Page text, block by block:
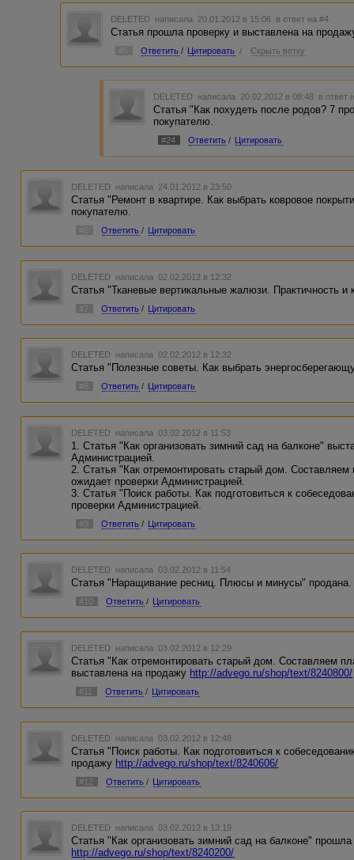
DELETED написала 20.01.2012 в 15:06 в ответ на #4
Статья прошла проверку и выставлена на
Ответить / Цитировать / Скрыть ветку
DELETED написала 20.02.2012 в 08:48 в ответ
Статья "Как похудеть после родов? 7
покупателю.
#24 Ответить / Цитировать
DELETED написала 24.01.2012 в 23:50
Статья "Ремонт в квартире. Как выбрать ковровое
покупателю.
Ответить / Цитировать
DELETED написала 02.02.2012 в 12:32
Статья "Тканевые вертикальные жалюзи. Практичность
#7 Ответить / Цитировать
DELETED написала 02.02.2012 в 12:32
Статья "Полезные советы. Как выбрать
#8 Ответить / Цитировать
DELETED написала 03.02.2012 в 11:53
1. Статья "Как организовать зимний сад на балконе"
Администрацией.
2. Статья "Как отремонтировать старый дом.
ожидает проверки Администрацией.
3. Статья "Поиск работы. Как подготовиться к
проверки Администрацией.
#9 Ответить / Цитировать
DELETED написала 03.02.2012 в 11:54
Статья "Наращивание ресниц. Плюсы и минусы"
#10 Ответить / Цитировать
DELETED написала 03.02.2012 в 12:29
Статья "Как отремонтировать старый дом. Составляем
выставлена на продажу http://advego.ru/shop/text/8240800/
#11 Ответить / Цитировать
DELETED написала 03.02.2012 в 12:48
Статья "Поиск работы. Как подготовиться к
продажу http://advego.ru/shop/text/8240606/
#12 Ответить / Цитировать
DELETED написала 03.02.2012 в 13:19
Статья "Как организовать зимний сад на балконе"
http://advego.ru/shop/text/8240200/